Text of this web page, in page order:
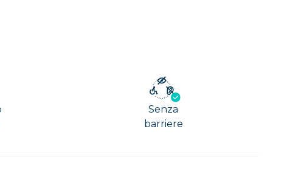
color ocra e blu. Queste forniscono luce naturale al
Senza
barriere